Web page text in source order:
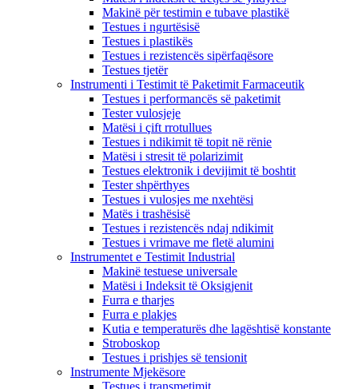
Makinë për testimin e tubave plastikë
Testues i ngurtësisë
Testues i plastikës
Testues i rezistencës sipërfaqësore
Testues tjetër
Instrumenti i Testimit të Paketimit Farmaceutik
Testues i performancës së paketimit
Tester vulosjeje
Matësi i çift rrotullues
Testues i ndikimit të topit në rënie
Matësi i stresit të polarizimit
Testues elektronik i devijimit të boshtit
Tester shpërthyes
Testues i vulosjes me nxehtësi
Matës i trashësisë
Testues i rezistencës ndaj ndikimit
Testues i vrimave me fletë alumini
Instrumentet e Testimit Industrial
Makinë testuese universale
Matësi i Indeksit të Oksigjenit
Furra e tharjes
Furra e plakjes
Kutia e temperaturës dhe lagështisë konstante
Stroboskop
Testues i prishjes së tensionit
Instrumente Mjekësore
Testues i transmetimit